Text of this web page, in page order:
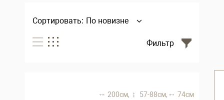
Сортировать: По новизне
Фильтр
200 см, 57-88 см, 74 см